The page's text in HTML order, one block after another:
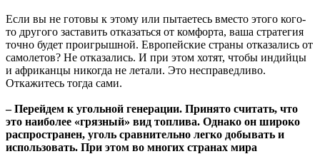
Если вы не готовы к этому или пытаетесь вместо этого кого-
то другого заставить отказаться от комфорта, ваша стратегия
точно будет проигрышной. Европейские страны отказались от
самолетов? Не отказались. И при этом хотят, чтобы индийцы
и африканцы никогда не летали. Это несправедливо.
Откажитесь тогда сами.
– Перейдем к угольной генерации. Принято считать, что
это наиболее «грязный» вид топлива. Однако он широко
распространен, уголь сравнительно легко добывать и
использовать. При этом во многих странах мира